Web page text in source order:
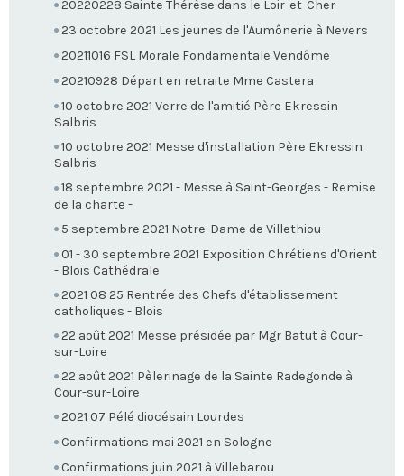
20220228 Sainte Thérèse dans le Loir-et-Cher
23 octobre 2021 Les jeunes de l'Aumônerie à Nevers
20211016 FSL Morale Fondamentale Vendôme
20210928 Départ en retraite Mme Castera
10 octobre 2021 Verre de l'amitié Père Ekressin
Salbris
10 octobre 2021 Messe d'installation Père Ekressin
Salbris
18 septembre 2021 - Messe à Saint-Georges - Remise
de la charte -
5 septembre 2021 Notre-Dame de Villethiou
01 - 30 septembre 2021 Exposition Chrétiens d'Orient
- Blois Cathédrale
2021 08 25 Rentrée des Chefs d'établissement
catholiques - Blois
22 août 2021 Messe présidée par Mgr Batut à Cour-
sur-Loire
22 août 2021 Pèlerinage de la Sainte Radegonde à
Cour-sur-Loire
2021 07 Pélé diocésain Lourdes
Confirmations mai 2021 en Sologne
Confirmations juin 2021 à Villebarou